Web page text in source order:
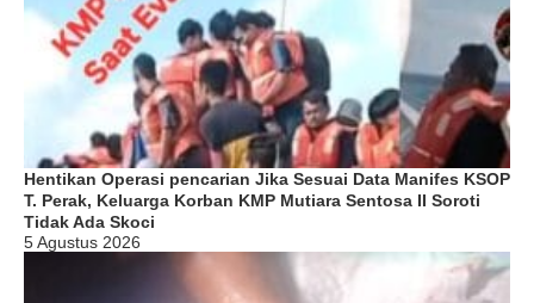
Hentikan Operasi pencarian Jika Sesuai Data Manifes KSOP
T. Perak, Keluarga Korban KMP Mutiara Sentosa II Soroti
Tidak Ada Skoci
5 Agustus 2026